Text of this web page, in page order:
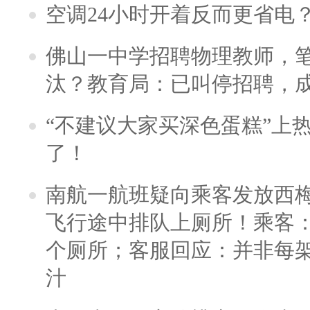
空调24小时开着反而更省电
佛山一中学招聘物理教师，
汰？教育局：已叫停招聘，
“不建议大家买深色蛋糕”上
了！
南航一航班疑向乘客发放西
飞行途中排队上厕所！乘客
个厕所；客服回应：并非每
汁